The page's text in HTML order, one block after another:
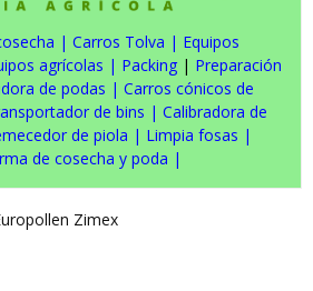
| Carros Tolva | Equipos
agrícolas | Packing | Preparación
de podas | Carros cónicos de
de bins | Calibradora de
de piola | Limpia fosas |
de cosecha y poda |